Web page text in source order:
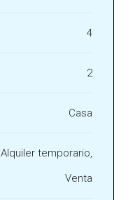
4
2
Casa
Alquiler temporario,
Venta